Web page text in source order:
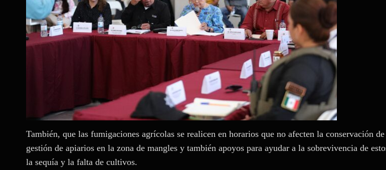
También, que las fumigaciones agrícolas se realicen en horarios que no afecten la conservación
gestión de apiarios en la zona de mangles y también apoyos para ayudar a la sobrevivencia de
la sequía y la falta de cultivos.